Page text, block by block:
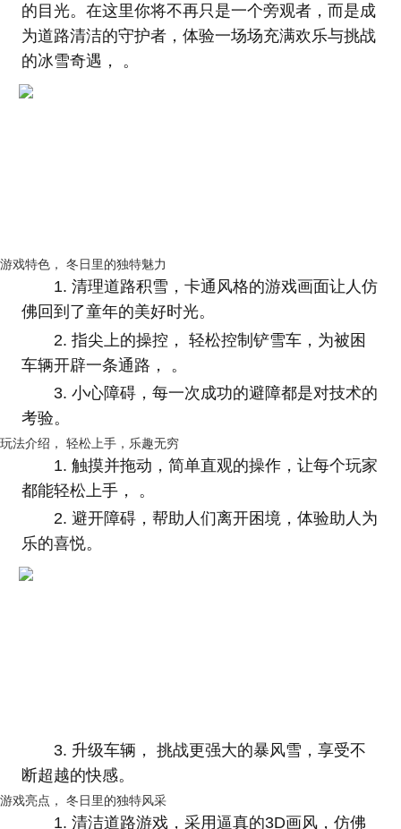
的目光。在这里你将不再只是一个旁观者，而是成
为道路清洁的守护者，体验一场场充满欢乐与挑战
的冰雪奇遇， 。
游戏特色， 冬日里的独特魅力
1. 清理道路积雪，卡通风格的游戏画面让人仿
佛回到了童年的美好时光。
2. 指尖上的操控， 轻松控制铲雪车，为被困
车辆开辟一条通路， 。
3. 小心障碍，每一次成功的避障都是对技术的
考验。
玩法介绍， 轻松上手，乐趣无穷
1. 触摸并拖动，简单直观的操作，让每个玩家
都能轻松上手， 。
2. 避开障碍，帮助人们离开困境，体验助人为
乐的喜悦。
3. 升级车辆， 挑战更强大的暴风雪，享受不
断超越的快感。
游戏亮点， 冬日里的独特风采
1. 清洁道路游戏，采用逼真的3D画风，仿佛